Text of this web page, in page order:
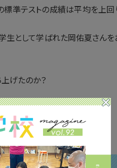
標準テストの成績は平均を上
生として学ばれた岡佑夏さん
げたのか？